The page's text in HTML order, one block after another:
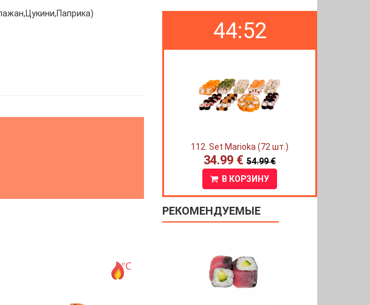
44:51
112. Set Marioka (72 шт.)
34.99 € 54.99 €
В КОРЗИНУ
РЕКОМЕНДУЕМЫЕ